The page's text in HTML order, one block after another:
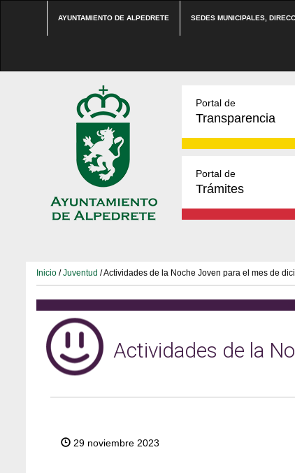
AYUNTAMIENTO DE ALPEDRETE SEDES MUNICIPALES,
Portal de
Transparencia
Portal de
Trámites
Inicio /Juventud / Actividades de la Noche Joven para el mes de
Actividades de la
29 noviembre 2023